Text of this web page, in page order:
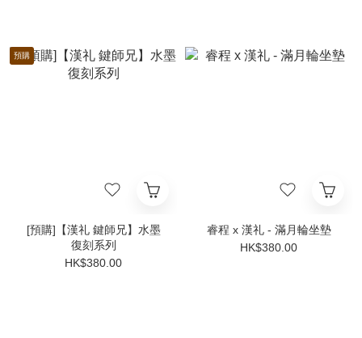
預購
[預購]【漢礼 鍵師兄】水墨
復刻系列
HK$380.00
睿程 x 漢礼 - 滿月輪坐墊
HK$380.00